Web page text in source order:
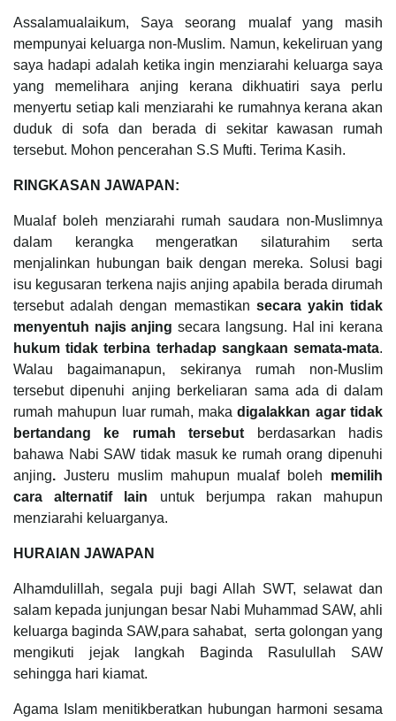
Assalamualaikum, Saya seorang mualaf yang masih
mempunyai keluarga non-Muslim. Namun, kekeliruan yang
saya hadapi adalah ketika ingin menziarahi keluarga saya
yang memelihara anjing kerana dikhuatiri saya perlu
menyertu setiap kali menziarahi ke rumahnya kerana akan
duduk di sofa dan berada di sekitar kawasan rumah
tersebut. Mohon pencerahan S.S Mufti. Terima Kasih.
RINGKASAN JAWAPAN:
Mualaf boleh menziarahi rumah saudara non-Muslimnya
dalam kerangka mengeratkan silaturahim serta
menjalinkan hubungan baik dengan mereka. Solusi bagi
isu kegusaran terkena najis anjing apabila berada dirumah
tersebut adalah dengan memastikan secara yakin tidak
menyentuh najis anjing secara langsung. Hal ini kerana
hukum tidak terbina terhadap sangkaan semata-mata.
Walau bagaimanapun, sekiranya rumah non-Muslim
tersebut dipenuhi anjing berkeliaran sama ada di dalam
rumah mahupun luar rumah, makadigalakkan agar tidak
bertandang ke rumah tersebut
berdasarkan hadis
bahawa Nabi SAW tidak masuk ke rumah orang dipenuhi
anjing. Justeru muslim mahupun mualaf boleh memilih
cara alternatif lain untuk berjumpa rakan mahupun
menziarahi keluarganya.
HURAIAN JAWAPAN
Alhamdulillah, segala puji bagi Allah SWT, selawat dan
salam kepada junjungan besar Nabi Muhammad SAW, ahli
keluarga baginda SAW,para sahabat, serta golongan yang
mengikuti jejak langkah Baginda Rasulullah SAW
sehingga hari kiamat.
Agama Islam menitikberatkan hubungan harmoni sesama